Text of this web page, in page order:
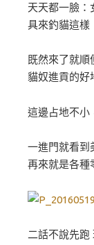
天天都一臉
具來釣貓這樣
既然來了就順
貓奴進貢的
這邊占地不小
一進門就看
再來就是各種
二話不說先